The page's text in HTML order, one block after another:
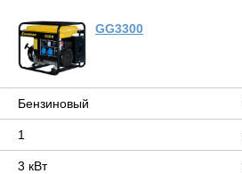
GG3300
Бензиновый
1
3 кВт